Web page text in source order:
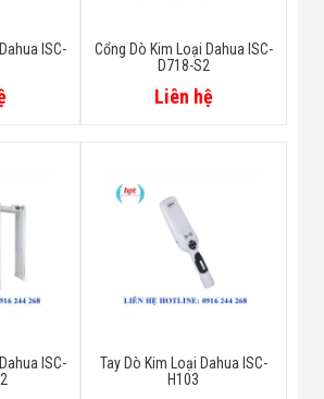
ISC-
Cổng Dò Kim Loại Dahua ISC-
D718-S2
Liên hệ
ISC-
Tay Dò Kim Loại Dahua ISC-
H103